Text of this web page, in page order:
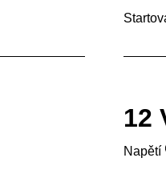
12
Napětí